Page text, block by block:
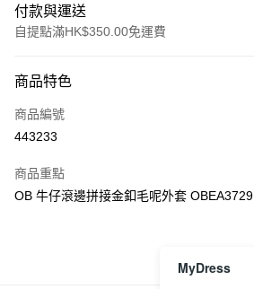
付款與運送
自提點滿HK$350.00免運費
信用卡
Apple Pay
PayMe
商品特色
商品編號
443233
商品重點
OB 牛仔滾邊拼接金釦毛呢外套 OBEA3729
商品推薦
MyDress